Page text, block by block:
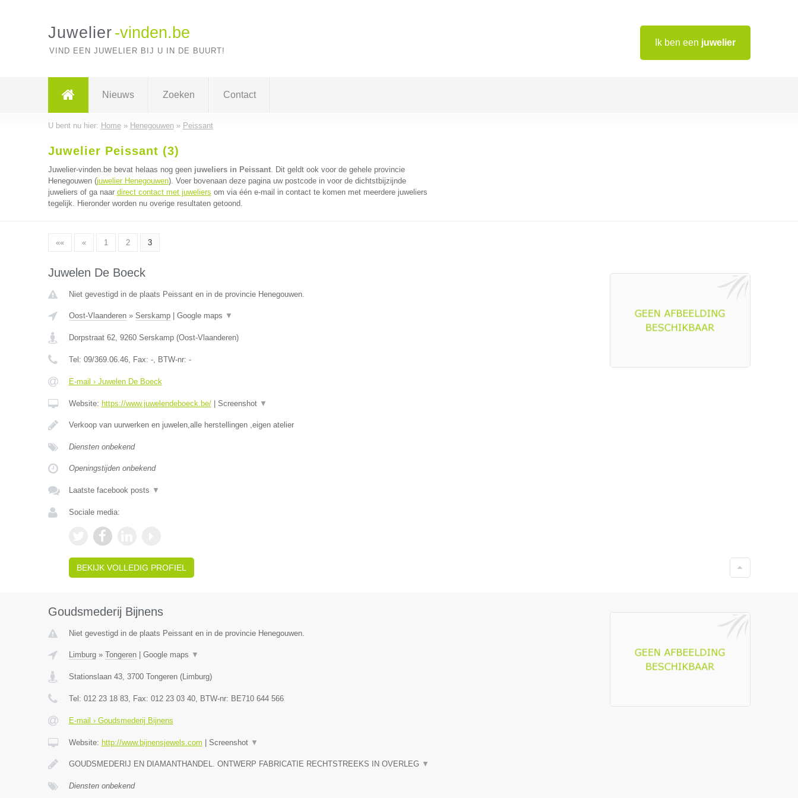
Ik ben een juwelier
Juwelier -vinden.be
VIND EEN JUWELIER BIJ U IN DE BUURT!
Nieuws Zoeken Contact
U bent nu hier: Home» Henegouwen» Peissant
Juwelier Peissant (3)
Juwelier-vinden.be bevat helaas nog geen juweliers in Peissant. Dit geldt ook voor de gehele provincie
Henegouwen (juwelier Henegouwen). Voer bovenaan deze pagina uw postcode in voor de dichtstbijzijnde
juweliers of ga naar direct contact met juweliers om via één e-mail in contact te komen met meerdere juweliers
tegelijk. Hieronder worden nu overige resultaten getoond.
«« « 1 2 3
Juwelen De Boeck
Niet gevestigd in de plaats Peissant en in de provincie Henegouwen.
Oost-Vlaanderen» Serskamp| Google maps ▼
Dorpstraat 62, 9260 Serskamp(Oost-Vlaanderen)
Tel: 09/369.06.46, Fax: -, BTW-nr: -
E-mail › Juwelen De Boeck
Website: https://www.juwelendeboeck.be/| Screenshot ▼
Verkoop van uurwerken en juwelen,alle herstellingen ,eigen atelier
Diensten onbekend
Openingstijden onbekend
Laatste facebook posts ▼
Sociale media:
BEKIJK VOLLEDIG PROFIEL
Goudsmederij Bijnens
Niet gevestigd in de plaats Peissant en in de provincie Henegouwen.
Limburg» Tongeren| Google maps ▼
Stationslaan 43, 3700 Tongeren(Limburg)
Tel: 012 23 18 83, Fax: 012 23 03 40, BTW-nr: BE710 644 566
E-mail › Goudsmederij Bijnens
Website: http://www.bijnensjewels.com Screenshot ▼
GOUDSMEDERIJ EN DIAMANTHANDEL. ONTWERP FABRICATIE RECHTSTREEKS IN OVERLEG ▼
Diensten onbekend